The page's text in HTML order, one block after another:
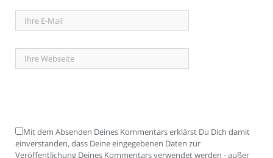
Mit dem Absenden Deines Kommentars erklärst Du Dich damit
einverstanden, dass Deine eingegebenen Daten zur
Veröffentlichung Deines Kommentars verwendet werden - außer